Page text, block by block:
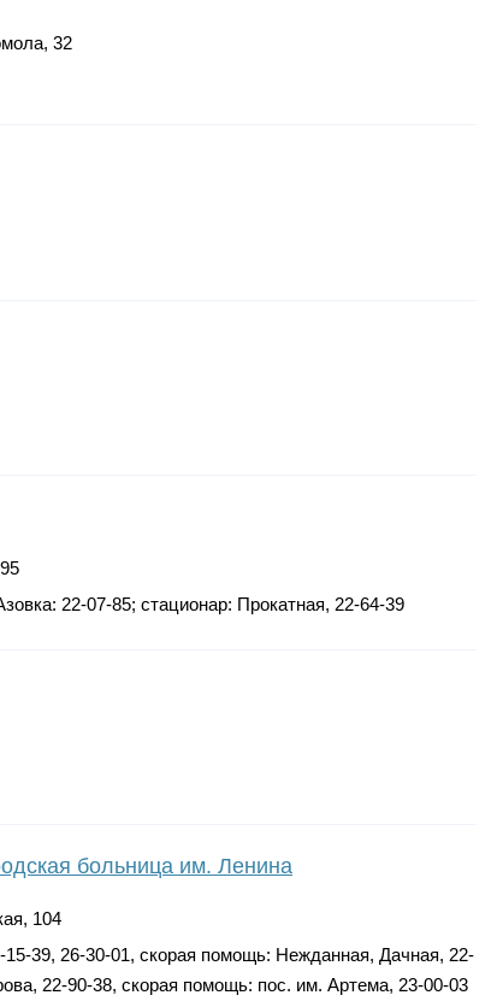
32
22-07-85; стационар: Прокатная, 22-64-39
больница им. Ленина
104
15-39, 26-30-01, скорая помощь: Нежданная, Дачная, 22-
22-90-38, скорая помощь: пос. им. Артема, 23-00-03